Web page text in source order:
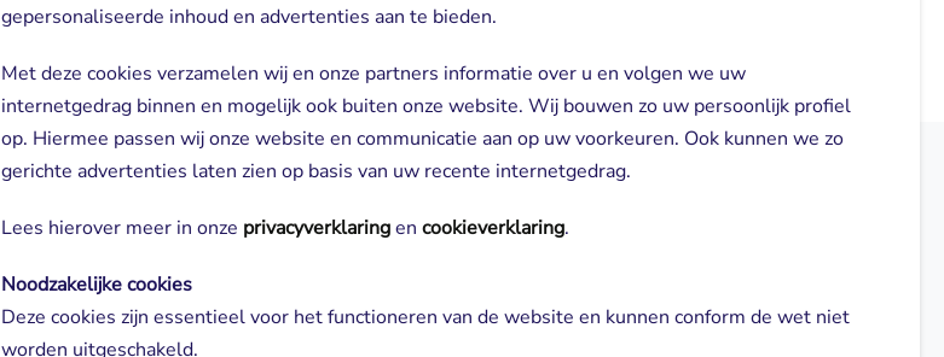
gepersonaliseerde inhoud en advertenties aan te bieden.
Met deze cookies verzamelen wij en onze partners informatie over u en volgen we uw
internetgedrag binnen en mogelijk ook buiten onze website. Wij bouwen zo uw persoonlijk profiel
op. Hiermee passen wij onze website en communicatie aan op uw voorkeuren. Ook kunnen we zo
gerichte advertenties laten zien op basis van uw recente internetgedrag.
Lees hierover meer in onze privacyverklaringen cookieverklaring.
Noodzakelijke cookies
Deze cookies zijn essentieel voor het functioneren van de website en kunnen conform de wet niet
worden uitgeschakeld.
Zorg of aanmelden
045 - 800 0580
Locaties